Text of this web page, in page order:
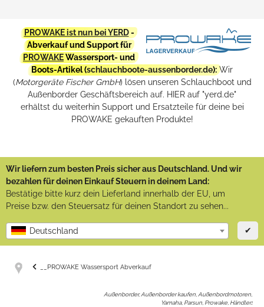
PROWAKE ist nun bei YERD-
Abverkauf und Support für
PROWAKEWassersport- und
Boots-Artikel (schlauchboote-aussenborder.de): Wir
(Motorgeräte Fischer GmbH) lösen unseren Schlauchboot und
Außenborder Geschäftsbereich auf. HIER auf "yerd.de"
erhältst du weiterhin Support und Ersatzteile für deine bei
PROWAKE gekauften Produkte!
Wir liefern zum besten Preis sicher aus Deutschland. Und wir
bezahlen für deinen Einkauf Steuern in deinem Land:
Bestätige bitte kurz dein Lieferland innerhalb der EU, um
Preise bzw. den Steuersatz für deinen Standort zu sehen...
Deutschland ✔
__PROWAKE Wassersport Abverkauf
Außenborder, Außenborder kaufen, Außenbordmotoren,
Yamaha, Parsun, Prowake, Händler: